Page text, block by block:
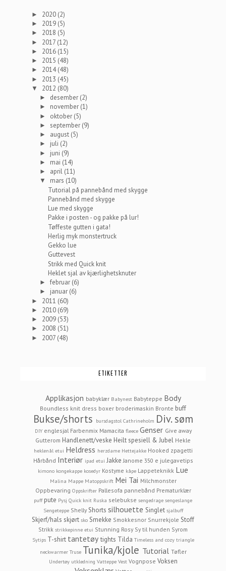
► 2020 (2)
► 2019 (5)
► 2018 (5)
► 2017 (12)
► 2016 (15)
► 2015 (48)
► 2014(48)
► 2013 (45)
▼ 2012 (80)
► desember (2)
► november (1)
► oktober (5)
► september (9)
► august (5)
► juli (2)
► juni (9)
► mai (14)
► april (11)
▼ mars (10)
Tutorial på pannebånd med skygge
Pannebånd med skygge
Lue med skygge
Pakke i posten - og pakke på lur!
Tøffeste gutten i gata!
Herlig myk monstertruck
Gekko lue
Guttevest
Strikk med Quick knit
Heklet sjal av kjærlighetsknuter
►februar (6)
► januar (6)
► 2011 (60)
► 2010 (69)
► 2009 (53)
► 2008 (51)
► 2007 (48)
ETIKETTER
Applikasjon babyklær Babynest Babyteppe Body
Boundless knit dress boxer broderimaskin Bronte buff
Bukse/shorts bursdagstol Cathrineholm Div. søm
DIY englesjal Farbenmix Mamacita fleece Genser Give away
Gutterom Handlenett/veske Heilt spesiell & Jubel Hekle
heklenål etui Heldress herzdame Hettejakke Hooked zpagetti
Hårbånd Interiør ipad etui Jakke Janome 350 e julegavetips
kimono kongekappe kosedyr Kostyme kåpe Lappeteknikk Lue
Malina Mappe Matoppskrift Mei Tai Milchmonster
Oppbevaring Oppskrifter Pallesofa pannebånd Prematurklær
puff pute Pysj Quick knit Ruska selebukse sengedrage sengeslange
Sengeteppe Shelly Shorts silhouette Singlet sjalbuff
Skjerf/hals skjørt sko Smekke Smokkesnor Snurrekjole Stoff
Strikk strikkepinne etui Stunning Rosy Sy til hunden Syrom
Sytips T-shirt tantetøy tights Tilda Timeless and cozy triangle
neckwarmer Truse Tunika/kjole Tutorial Tøfler
Undertøy utkledning Vatteppe Vest Vognpose Voksen